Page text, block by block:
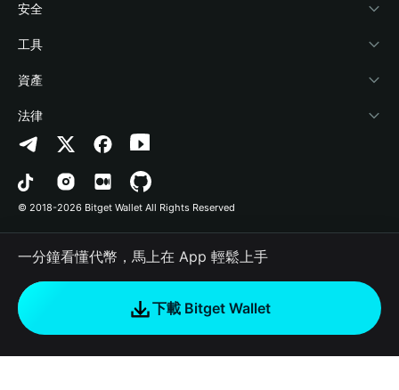
學院
加密資訊
幫助中心
‌聯繫我們
品牌資源
工作機會
Stablecoin Earn
Payfi Crypto
Crypto Swap API
Altcoin Season Index
Prediction Markets
DApp
RWA
如何購買加密貨幣
開發者文件
連接錢包
Bitget Wallet Pay
合作上架
安全
風險保障基金
安全防護技術
工具
快捷買幣
授權檢測
合約檢測
批次轉帳
資產
Arbitrum
Avalanche
Bitcoin
Polygon
法律
隱私協議
用戶使用協議
© 2018-2026 Bitget Wallet All Rights Reserved
一分鐘看懂代幣，馬上在 App 輕鬆上手
下載 Bitget Wallet